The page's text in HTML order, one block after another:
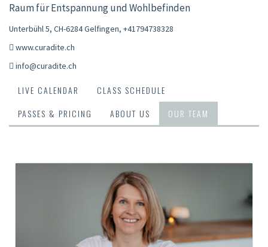
Raum für Entspannung und Wohlbefinden
Unterbühl 5, CH-6284 Gelfingen, +41794738328
www.curadite.ch
info@curadite.ch
LIVE CALENDAR
CLASS SCHEDULE
PASSES & PRICING
ABOUT US OUR TEAM